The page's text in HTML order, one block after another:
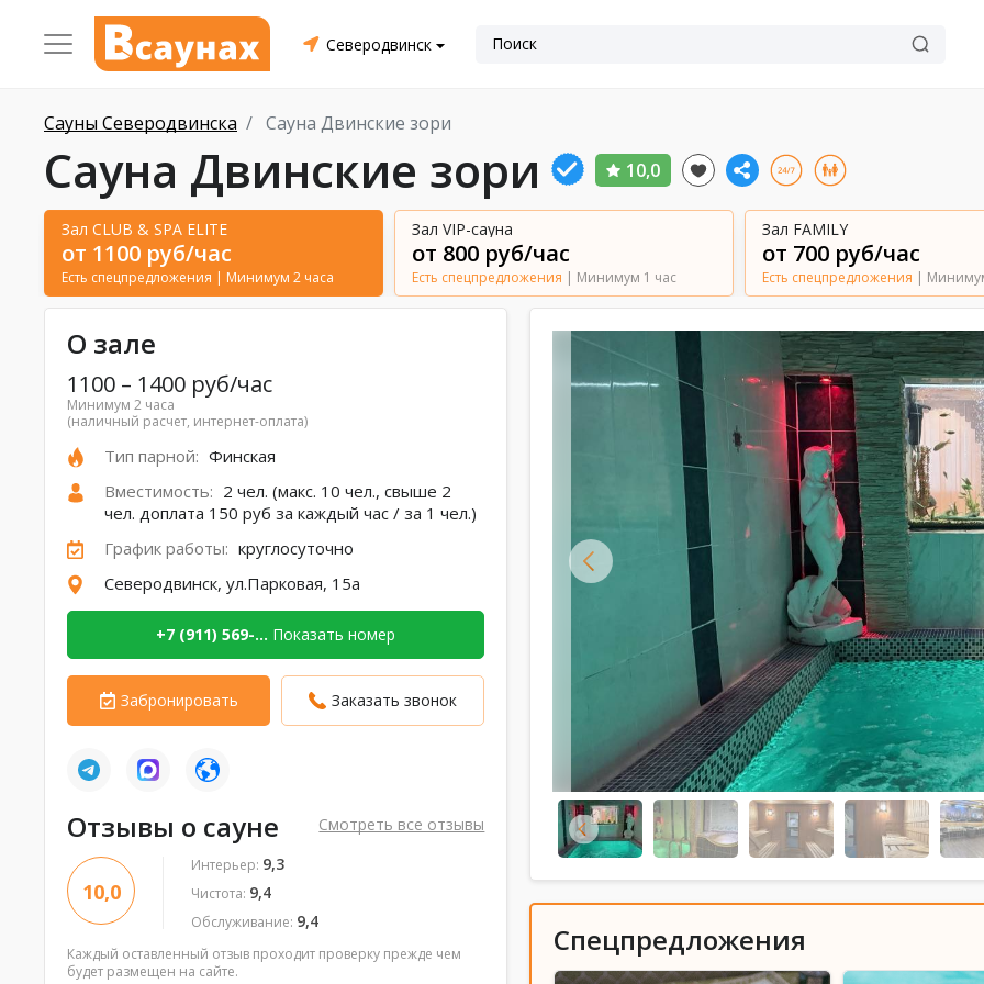
Северодвинск
Сауны Северодвинска Сауна Двинские зори
Сауна Двинские зори 10,0
Зал CLUB & SPA ELITE
от 1100 руб/час
Есть спецпредложения | Минимум 2 часа
Зал VIP-сауна
от 800 руб/час
Есть спецпредложения | Минимум 1 час
Зал FAMILY
от 700 руб/час
Есть спецпредложения |
О зале
1100 – 1400 руб/час
Минимум 2 часа
(наличный расчет, интернет-оплата)
Тип парной: Финская
Вместимость: 2 чел. (макс. 10 чел., свыше 2
чел. доплата 150 руб за каждый час / за 1 чел.)
График работы: круглосуточно
Северодвинск, ул.Парковая, 15а
+7 (911) 569-... Показать номер
Забронировать Заказать звонок
Отзывы о сауне Смотреть все отзывы
10,0
Интерьер: 9,3
Чистота: 9,4
Обслуживание: 9,4
Каждый оставленный отзыв проходит проверку прежде чем
будет размещен на сайте.
Спецпредложения